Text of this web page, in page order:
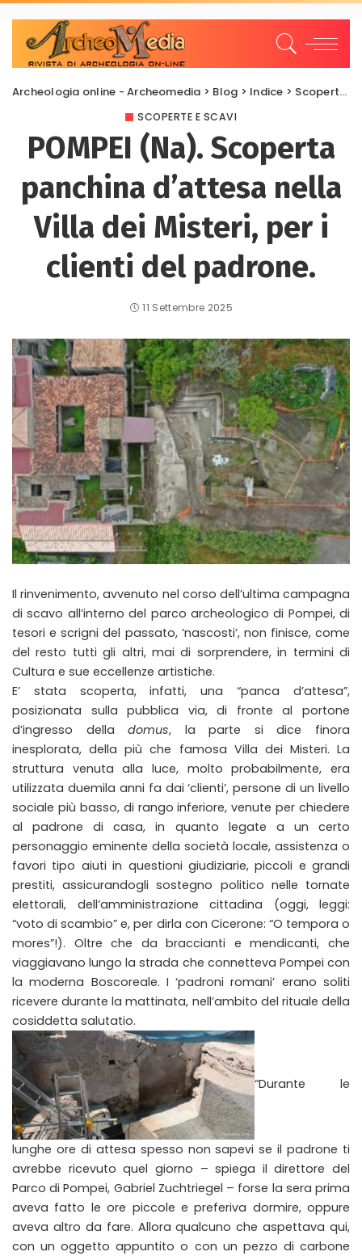
Archeologia online - Archeomedia > Blog > Indice > Scoperte e scavi
SCOPERTE E SCAVI
POMPEI (Na). Scoperta
panchina d’attesa nella
Villa dei Misteri, per i
clienti del padrone.
11 Settembre 2025
Il rinvenimento, avvenuto nel corso dell’ultima campagna
di scavo all’interno del parco archeologico di Pompei, di
tesori e scrigni del passato, ‘nascosti’, non finisce, come
del resto tutti gli altri, mai di sorprendere, in termini di
Cultura e sue eccellenze artistiche.
E’ stata scoperta, infatti, una “panca d’attesa”,
posizionata sulla pubblica via, di fronte al portone
d’ingresso della domus, la parte si dice finora
inesplorata, della più che famosa Villa dei Misteri. La
struttura venuta alla luce, molto probabilmente, era
utilizzata duemila anni fa dai ‘clienti’, persone di un livello
sociale più basso, di rango inferiore, venute per chiedere
al padrone di casa, in quanto legate a un certo
personaggio eminente della società locale, assistenza o
favori tipo aiuti in questioni giudiziarie, piccoli e grandi
prestiti, assicurandogli sostegno politico nelle tornate
elettorali, dell’amministrazione cittadina (oggi, leggi:
“voto di scambio” e, per dirla con Cicerone: “O tempora o
mores”!). Oltre che da braccianti e mendicanti, che
viaggiavano lungo la strada che connetteva Pompei con
la moderna Boscoreale. I ‘padroni romani’ erano soliti
ricevere durante la mattinata, nell’ambito del rituale della
cosiddetta salutatio.
“Durante le
lunghe ore di attesa spesso non sapevi se il padrone ti
avrebbe ricevuto quel giorno – spiega il direttore del
Parco di Pompei, Gabriel Zuchtriegel – forse la sera prima
aveva fatto le ore piccole e preferiva dormire, oppure
aveva altro da fare. Allora qualcuno che aspettava qui,
con un oggetto appuntito o con un pezzo di carbone